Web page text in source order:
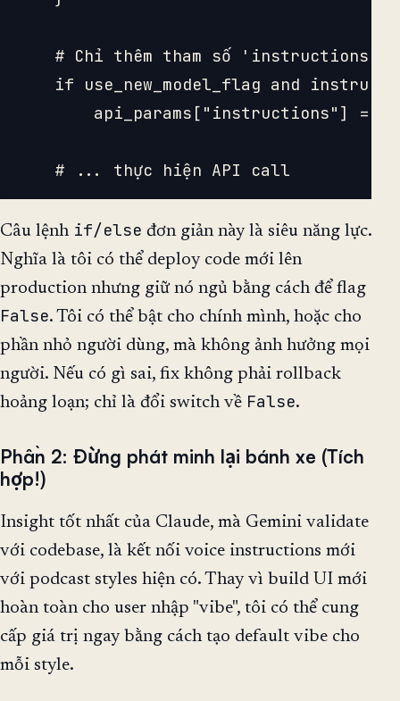
# Chỉ thêm tham số 'instructions'
if use_new_model_flag and
api_params["instructions"] =
Câu lệnh if/else đơn giản này là siêu năng lực.
Nghĩa là tôi có thể deploy code mới lên
production nhưng giữ nó ngủ bằng cách để flag
False. Tôi có thể bật cho chính mình, hoặc cho
phần nhỏ người dùng, mà không ảnh hưởng mọi
người. Nếu có gì sai, fix không phải rollback
hoảng loạn; chỉ là đổi switch về False.
Phần 2: Đừng phát minh lại bánh xe (Tích
hợp!)
Insight tốt nhất của Claude, mà Gemini validate
với codebase, là kết nối voice instructions mới
với podcast styles hiện có. Thay vì build UI mới
hoàn toàn cho user nhập "vibe", tôi có thể cung
cấp giá trị ngay bằng cách tạo default vibe cho
mỗi style.